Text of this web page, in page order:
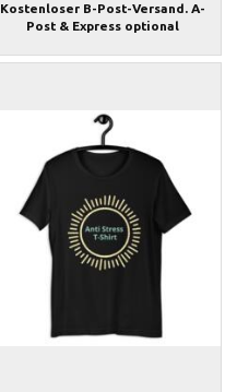
Kostenloser B-Post-Versand. A-
Post & Express optional